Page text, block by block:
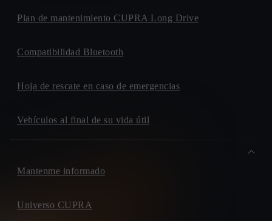
Plan de mantenimiento CUPRA Long Drive
Compatibilidad Bluetooth
Hoja de rescate en caso de emergencias
Vehículos al final de su vida útil
Mantenme informado
Universo CUPRA